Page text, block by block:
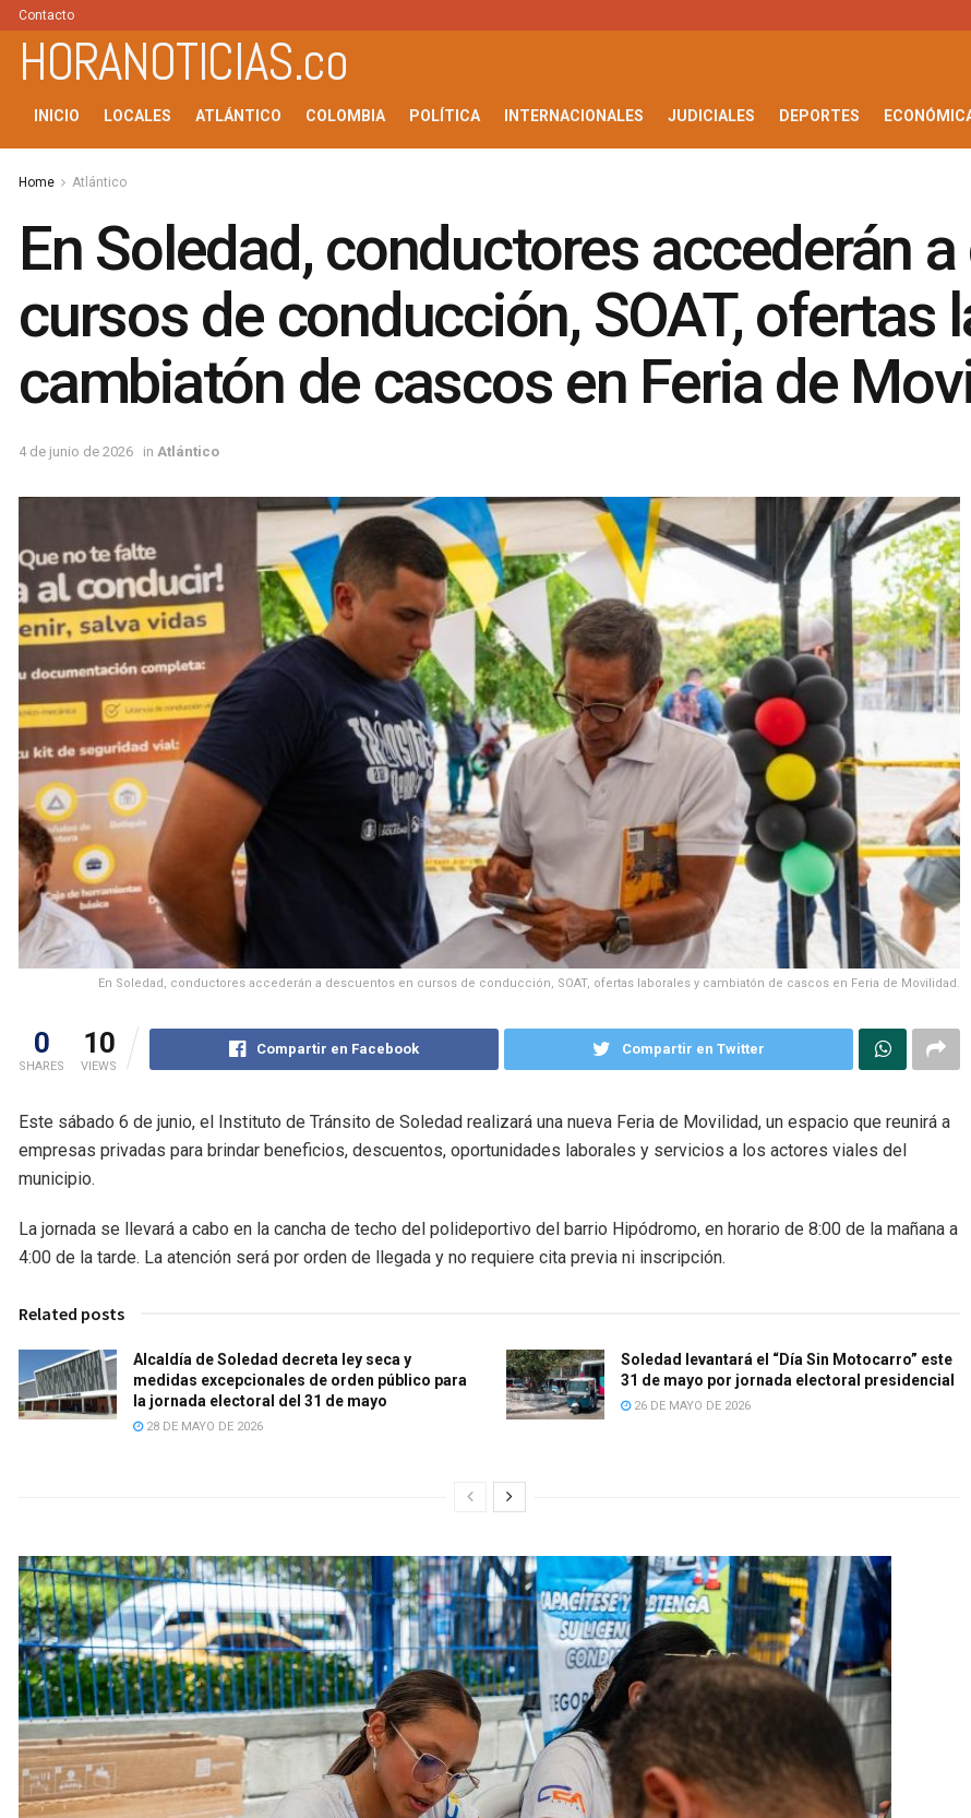
Contacto
HORANOTICIAS.co
INICIO LOCALES ATLÁNTICO COLOMBIA POLÍTICA INTERNACIONALES JUDICIALES DEPORTES
Home Atlántico
En Soledad, conductores accederán
cursos de conducción, SOAT, ofertas
cambiatón de cascos en Feria de
4 de junio de 2026 in Atlántico
En Soledad, conductores accederán a descuentos en cursos de conducción, SOAT, ofertas laborales y cambiatón de cascos en Feria de Movilidad.
0
SHARES
10
VIEWS
Compartir en Facebook Compartir en Twitter
Este sábado 6 de junio, el Instituto de Tránsito de Soledad realizará una nueva Feria de Movilidad, un espacio que reunirá a
empresas privadas para brindar beneficios, descuentos, oportunidades laborales y servicios a los actores viales del
municipio.
La jornada se llevará a cabo en la cancha de techo del polideportivo del barrio Hipódromo, en horario de 8:00 de la mañana a
4:00 de la tarde. La atención será por orden de llegada y no requiere cita previa ni inscripción.
Related posts
Alcaldía de Soledad decreta ley seca y
medidas excepcionales de orden público para
la jornada electoral del 31 de mayo
28 DE MAYO DE 2026
Soledad levantará el “Día Sin Motocarro” este
31 de mayo por jornada electoral presidencial
26 DE MAYO DE 2026